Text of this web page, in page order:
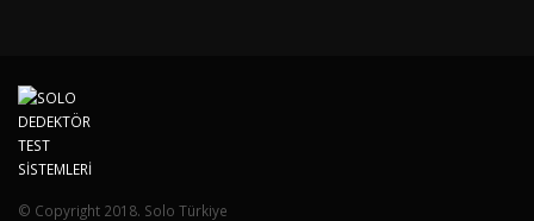
© Copyright 2018. Solo Türkiye